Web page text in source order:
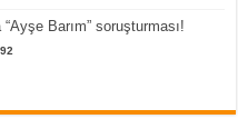
Barım” soruşturması!